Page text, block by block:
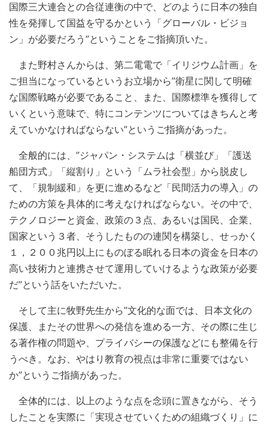
国際三大連合との合従連衡の中で、どのように日本の独自
性を発揮して国益を守るかという「グローバル・ビジョ
ン」が必要だろう”ということをご指摘頂いた。
また野村さんからは、第二電電で「イリジウム計画」を
ご担当になっているというお立場から”衛星に関して明確
な国際戦略が必要であること、また、国際標準を獲得して
いくという意味で、特にコンテンツについてはきちんと考
えていかなければならない”というご指摘があった。
全般的には、”ジャパン・システムは「横並び」「護送
船団方式」「縦割り」という「ムラ社会型」から脱皮し
て、「規制緩和」を更に進めるなど「民間活力の導入」の
ための方策を具体的に考えなければならない。その中で、
テクノロジーと資金、政策の３点、あるいは国民、企業、
国家という３者、そうしたものの連関を構築し、せっかく
１，２００兆円以上にものぼる眠れる日本の資金を日本の
高い技術力と連携させて運用していけるような政策が必要
だ”という話をいただいた。
そして主に牧野先生から”文化的な面では、日本文化の
保護、またその世界への発信を進める一方、その際に生じ
る著作権の問題や、プライバシーの保護などにも整備を行
うべき。なお、やはり教育の視点は非常に重要ではない
か”というご指摘があった。
全体的には、以上のような点を念頭に置きながら、そう
したことを実際に「実現させていくための組織づくり」に